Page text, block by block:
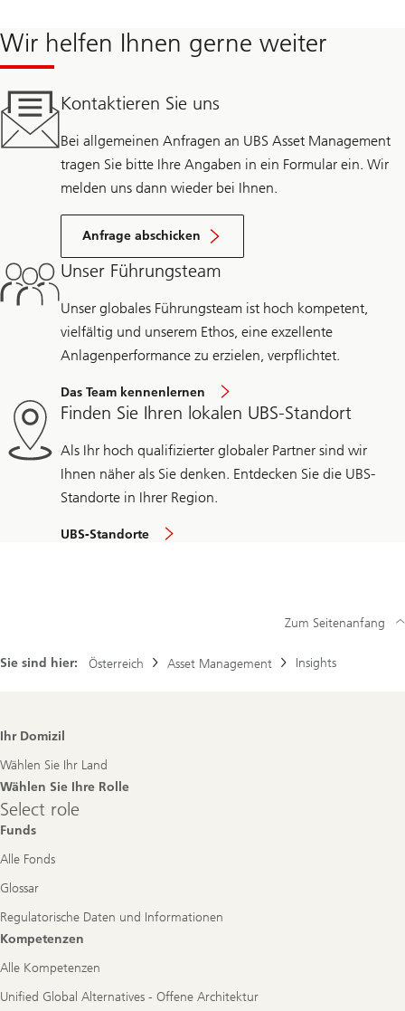
Wir helfen Ihnen gerne weiter
Kontaktieren Sie uns
Bei allgemeinen Anfragen an UBS Asset Management
tragen Sie bitte Ihre Angaben in ein Formular ein. Wir
melden uns dann wieder bei Ihnen.
Anfrage abschicken
Unser Führungsteam
Unser globales Führungsteam ist hoch kompetent,
vielfältig und unserem Ethos, eine exzellente
Anlagenperformance zu erzielen, verpflichtet.
Das Team kennenlernen
Finden Sie Ihren lokalen UBS-Standort
Als Ihr hoch qualifizierter globaler Partner sind wir
Ihnen näher als Sie denken. Entdecken Sie die UBS-
Standorte in Ihrer Region.
UBS-Standorte
Sie sind hier: Österreich Asset Management Insights
Zum Seitenanfang
Footer
Ihr Domizil
Wählen Sie Ihr Land
Wählen Sie Ihre Rolle
Select
role
Select role
Funds
Alle Fonds
Glossar
Regulatorische Daten und Informationen
Kompetenzen
Alle Kompetenzen
Unified Global Alternatives - Offene Architektur